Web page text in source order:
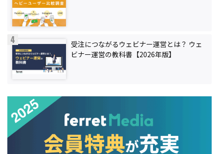
受注につながるウェビナー運営とは？ ウェ
ビナー運営の教科書【2026年版】